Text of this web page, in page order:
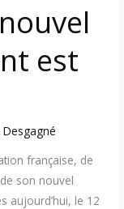
est
Desgagné
française, de
son nouvel
aujourd’hui, le 12